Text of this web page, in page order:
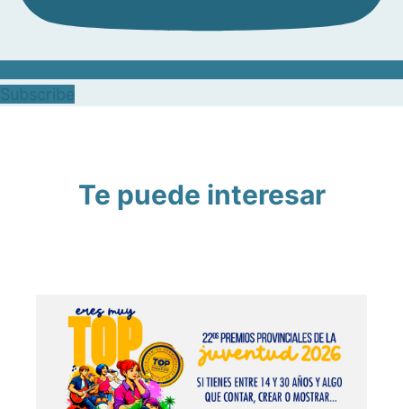
Te puede interesar